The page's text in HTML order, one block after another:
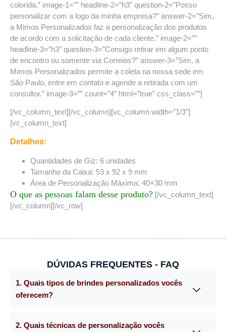
colorida.” image-1=”” headline-2=”h3″ question-2=”Posso
personalizar com a logo da minha empresa?” answer-2=”Sim,
a Mimos Personalizados faz a personalização dos produtos
de acordo com a solicitação de cada cliente.” image-2=””
headline-3=”h3″ question-3=”Consigo retirar em algum ponto
de encontro ou somente via Correios?” answer-3=”Sim, a
Mimos Personalizados permite a coleta na nossa sede em
São Paulo, entre em contato e agende a retirada com um
consultor.” image-3=”” count=”4″ html=”true” css_class=””]
[/vc_column_text][/vc_column][vc_column width=”1/3″]
[vc_column_text]
Detalhes:
Quantidades de Giz: 6 unidades
Tamanho da Caixa: 53 x 92 x 9 mm
Área de Personalização Máxima: 40×30 mm
O que as pessoas falam desse produto? [/vc_column_text]
[/vc_column][/vc_row]
DÚVIDAS FREQUENTES - FAQ
1. Quais tipos de brindes personalizados vocês
oferecem?
2. Quais técnicas de personalização vocês